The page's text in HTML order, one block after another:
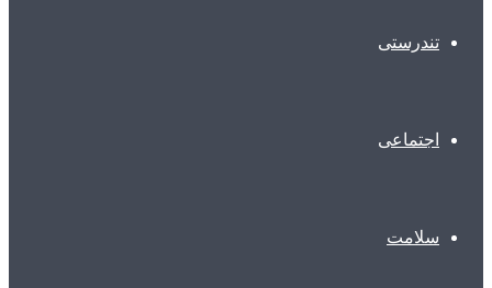
تندرستی
اجتماعی
سلامت